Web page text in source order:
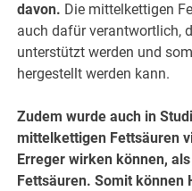
davon. Die mittelkettigen
auch dafür verantwortlich,
unterstützt werden und
hergestellt werden kann.
Zudem wurde auch in
mittelkettigen Fettsäuren
Erreger wirken können,
Fettsäuren. Somit können